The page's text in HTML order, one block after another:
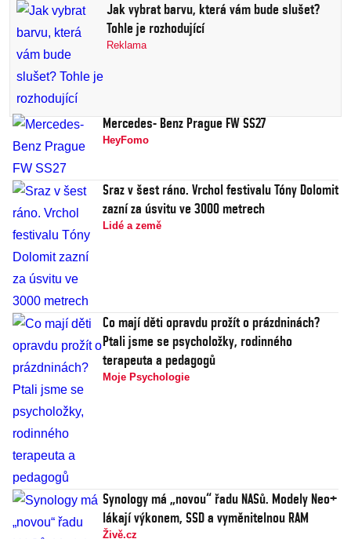
Jak vybrat barvu, která vám bude slušet?
Tohle je rozhodující
Reklama
Mercedes- Benz Prague FW SS27
HeyFomo
Sraz v šest ráno. Vrchol festivalu Tóny Dolomit
zazní za úsvitu ve 3000 metrech
Lidé a země
Co mají děti opravdu prožít o prázdninách?
Ptali jsme se psycholožky, rodinného
terapeuta a pedagogů
Moje Psychologie
Synology má „novou“ řadu NASů. Modely Neo+
lákají výkonem, SSD a vyměnitelnou RAM
Živě.cz